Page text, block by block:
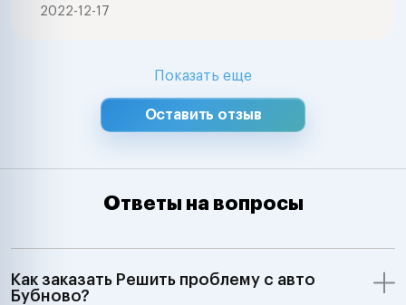
2022-12-17
Показать еще
Оставить отзыв
Ответы на вопросы
Как заказать Решить проблему с авто
Бубново?